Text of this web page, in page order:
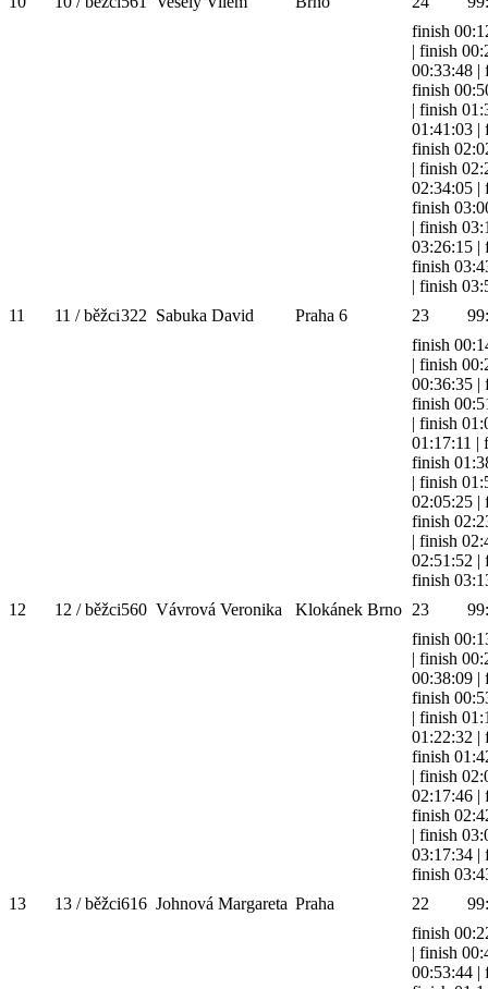
finish
| finish
00:33:48 |
finish
| finish
01:41:03 |
finish
| finish
02:34:05 |
finish
| finish
03:26:15 |
finish
| finish
11
11 / běžci322 Sabuka David Praha 6 23
finish
| finish
00:36:35 |
finish
| finish
01:17:11 |
finish
| finish
02:05:25 |
finish
| finish
02:51:52 |
finish
12
12 / běžci560 Vávrová Veronika Klokánek Brno 23
finish
| finish
00:38:09 |
finish
| finish
01:22:32 |
finish
| finish
02:17:46 |
finish
| finish
03:17:34 |
finish
13
13 / běžci616 Johnová Margareta Praha 22
finish
| finish
00:53:44 |